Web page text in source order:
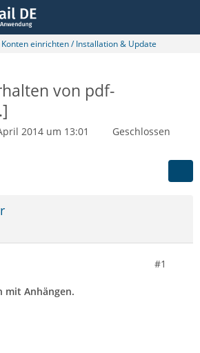
einrichten / Installation & Update
von pdf-
2014 um 13:01
Geschlossen
#1
mit Anhängen.